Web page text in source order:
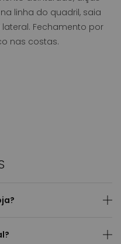
linha do quadril, saia
Fechamento por
nas costas.